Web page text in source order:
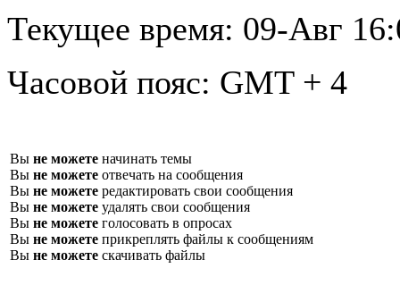
Текущее время: 09-Авг
Часовой пояс: GMT + 4
Вы не можете начинать темы
Вы не можете отвечать на сообщения
Вы не можете редактировать свои сообщения
Вы не можете удалять свои сообщения
Вы не можете голосовать в опросах
Вы не можете прикреплять файлы к сообщениям
Вы не можете скачивать файлы